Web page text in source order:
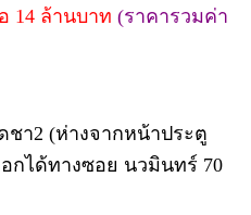
14 ล้านบาท (ราคารวมค่า
ชา2 (ห่างจากหน้าประตู
อกได้ทางซอย นวมินทร์ 70